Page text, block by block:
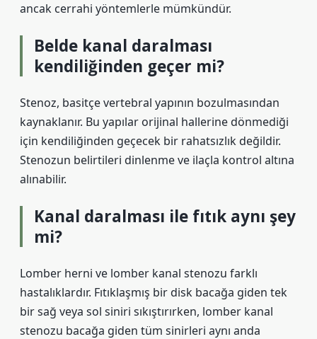
ancak cerrahi yöntemlerle mümkündür.
Belde kanal daralması
kendiliğinden geçer mi?
Stenoz, basitçe vertebral yapının bozulmasından
kaynaklanır. Bu yapılar orijinal hallerine dönmediği
için kendiliğinden geçecek bir rahatsızlık değildir.
Stenozun belirtileri dinlenme ve ilaçla kontrol altına
alınabilir.
Kanal daralması ile fıtık aynı şey
mi?
Lomber herni ve lomber kanal stenozu farklı
hastalıklardır. Fıtıklaşmış bir disk bacağa giden tek
bir sağ veya sol siniri sıkıştırırken, lomber kanal
stenozu bacağa giden tüm sinirleri aynı anda